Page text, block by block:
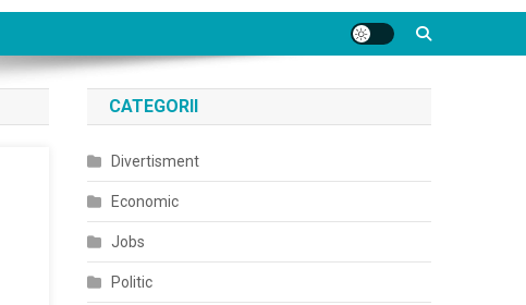
CATEGORII
Divertisment
Economic
Jobs
Politic